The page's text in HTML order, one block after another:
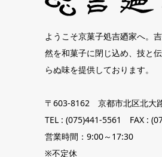
ようこそ京菓子処吉廼家へ。
然を和菓子に閉じ込め、技と
らぬ味を提供しております。
〒603-8162 京都市北区北大
TEL : (075)441-5561 FAX :
営業時間：9:00～17:30
※不定休